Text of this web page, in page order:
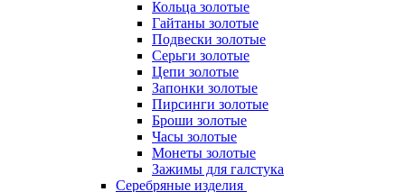
Кольца золотые
Гайтаны золотые
Подвески золотые
Серьги золотые
Цепи золотые
Запонки золотые
Пирсинги золотые
Броши золотые
Часы золотые
Монеты золотые
Зажимы для галстука
Серебряные изделия